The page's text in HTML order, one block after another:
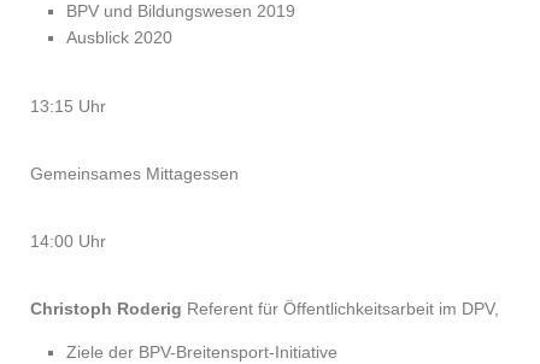
BPV und Bildungswesen 2019
Ausblick 2020
13:15 Uhr
Gemeinsames Mittagessen
14:00 Uhr
Christoph Roderig Referent für Öffentlichkeitsarbeit im DPV,
Ziele der BPV-Breitensport-Initiative